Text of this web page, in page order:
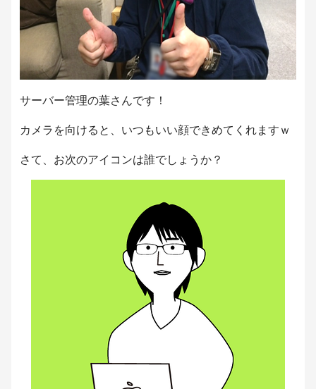
サーバー管理の葉さんです！
カメラを向けると、いつもいい顔できめてくれますｗ
さて、お次のアイコンは誰でしょうか？